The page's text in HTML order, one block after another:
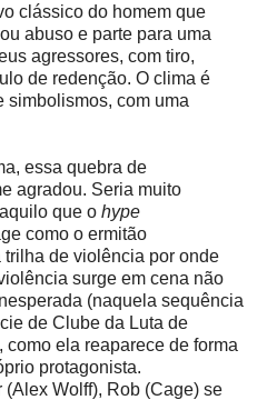
clássico do homem que
abuso e parte para uma
agressores, com tiro,
de redenção. O clima é
simbolismos, com uma
essa quebra de
agradou. Seria muito
que o hype
como o ermitão
de violência por onde
surge em cena não
(naquela sequência
de Clube da Luta de
ela reaparece de forma
protagonista.
Wolff), Rob (Cage) se